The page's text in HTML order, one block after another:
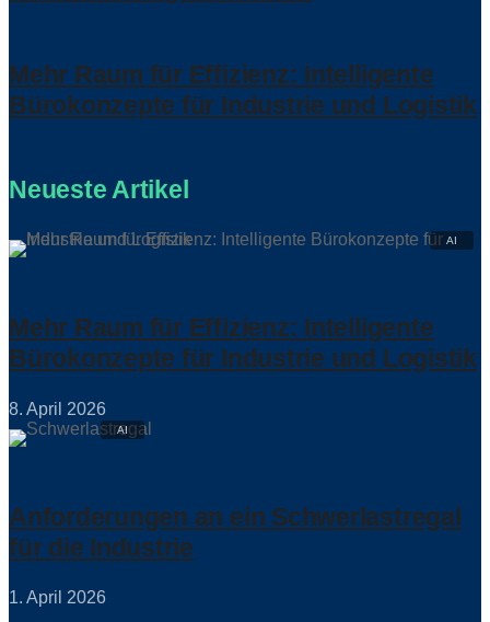
Mehr Raum für Effizienz: Intelligente
Bürokonzepte für Industrie und Logistik
Neueste Artikel
Mehr Raum für Effizienz: Intelligente
Bürokonzepte für Industrie und Logistik
8. April 2026
Anforderungen an ein Schwerlastregal
für die Industrie
1. April 2026